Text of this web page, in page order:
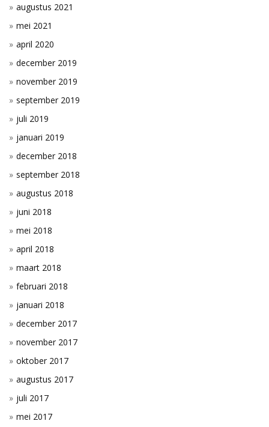
augustus 2021
mei 2021
april 2020
december 2019
november 2019
september 2019
juli 2019
januari 2019
december 2018
september 2018
augustus 2018
juni 2018
mei 2018
april 2018
maart 2018
februari 2018
januari 2018
december 2017
november 2017
oktober 2017
augustus 2017
juli 2017
mei 2017